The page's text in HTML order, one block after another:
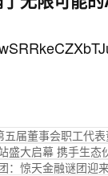
届董事会职工代
盛大启幕 携手生
：惊天金融谜团迎